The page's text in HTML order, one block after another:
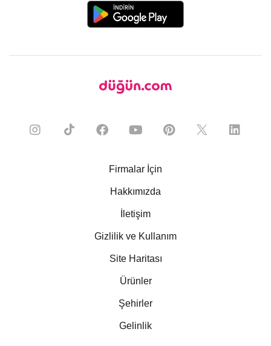
Firmalar İçin
Hakkımızda
İletişim
Gizlilik ve Kullanım
Site Haritası
Ürünler
Şehirler
Gelinlik